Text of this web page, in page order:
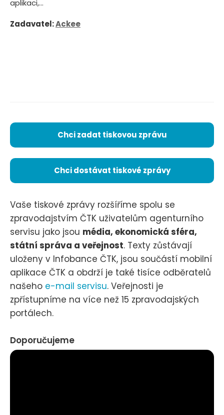
aplikaci,...
Zadavatel:Ackee
Chci zadat tiskovou zprávu
Chci dostávat tiskové zprávy
Vaše tiskové zprávy rozšíříme spolu se
zpravodajstvím ČTK uživatelům agenturního
servisu jako jsou média, ekonomická sféra,
státní správa a veřejnost. Texty zůstávají
uloženy v Infobance ČTK, jsou součástí mobilní
aplikace ČTK a obdrží je také tisíce odběratelů
našeho e-mail servisu. Veřejnosti je
zpřístupníme na více než 15 zpravodajských
portálech.
Doporučujeme